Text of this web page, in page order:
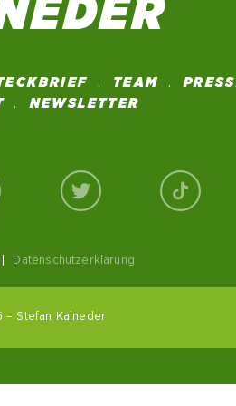
TEAM
NEWSLETTER
Datenschutzerklärung
– Stefan Kaineder